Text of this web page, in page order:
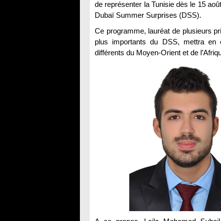
de représenter la Tunisie dès le 15
Dubaï Summer Surprises (DSS).
Ce programme, lauréat de plusieurs
plus importants du DSS, mettra
différents du Moyen-Orient et de